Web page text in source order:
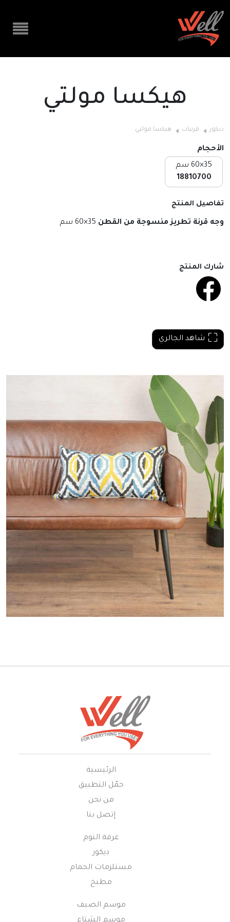
هيكسا مولتي
ديكور قرنيات هيكسا مولتي
الأحجام
35×60 سم
18810700
تفاصيل المنتج
وجه قرنة تطريز منسوجة من القطن 35×60 سم
شارك المنتج
شاهد الجالري
الرئيسية
حمّل التطبيق
من نحن
إتصل بنا
غرفة النوم
ديكور
مستلزمات الحمام
مطبخ
موسم الصيف
موسم الشتاء